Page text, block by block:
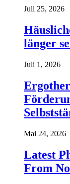
Juli 25, 2026
länger
Juli 1, 2026
Mai 24, 2026
Latest
From